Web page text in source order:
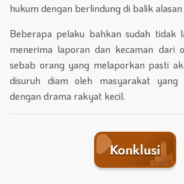
hukum dengan berlindung di balik
Beberapa pelaku bahkan sudah tidak
menerima laporan dan kecaman dari
sebab orang yang melaporkan pasti
disuruh diam oleh masyarakat yang
dengan drama rakyat kecil.
Konklusi